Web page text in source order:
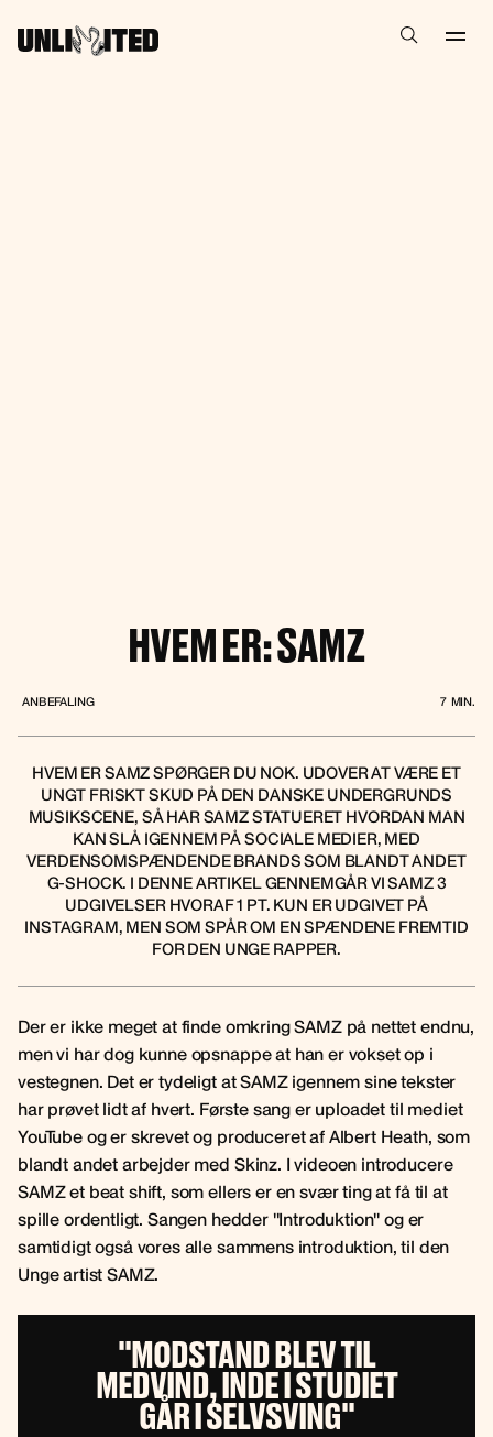
HVEM ER: SAMZ
ANBEFALING 7 MIN.
HVEM ER SAMZ SPØRGER DU NOK. UDOVER AT VÆRE ET
UNGT FRISKT SKUD PÅ DEN DANSKE UNDERGRUNDS
MUSIKSCENE, SÅ HAR SAMZ STATUERET HVORDAN MAN
KAN SLÅ IGENNEM PÅ SOCIALE MEDIER, MED
VERDENSOMSPÆNDENDE BRANDS SOM BLANDT ANDET
G-SHOCK. I DENNE ARTIKEL GENNEMGÅR VI SAMZ 3
UDGIVELSER HVORAF 1 PT. KUN ER UDGIVET PÅ
INSTAGRAM, MEN SOM SPÅR OM EN SPÆNDENE FREMTID
FOR DEN UNGE RAPPER.
Der er ikke meget at finde omkring SAMZ på nettet endnu,
men vi har dog kunne opsnappe at han er vokset op i
vestegnen. Det er tydeligt at SAMZ igennem sine tekster
har prøvet lidt af hvert. Første sang er uploadet til mediet
YouTube og er skrevet og produceret af Albert Heath, som
blandt andet arbejder med Skinz. I videoen introducere
SAMZ et beat shift, som ellers er en svær ting at få til at
spille ordentligt. Sangen hedder ''Introduktion'' og er
samtidigt også vores alle sammens introduktion, til den
Unge artist SAMZ.
''MODSTAND BLEV TIL
MEDVIND, INDE I STUDIET
GÅR I SELVSVING''